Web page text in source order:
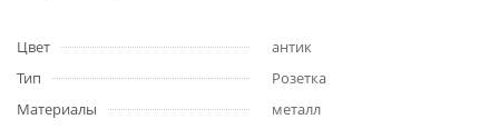
Цвет
антик
Тип
Розетка
Материалы
металл